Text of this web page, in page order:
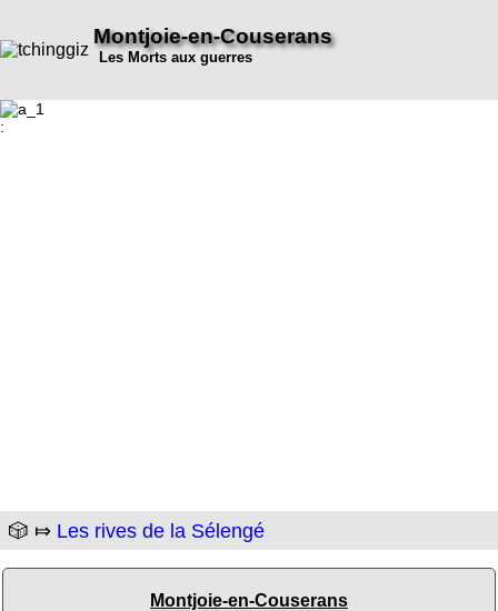
Montjoie-en-Couserans
Les Morts aux guerres
:
🎲 ⤇ Les rives de la Sélengé
Montjoie-en-Couserans